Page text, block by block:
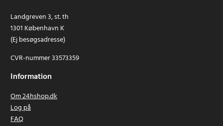
Landgreven 3, st. th
1301 København K
(Ej besøgsadresse)
CVR-nummer 33573359
Information
Om 24hshop.dk
Log på
FAQ